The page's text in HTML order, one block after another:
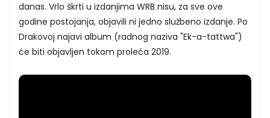
danas. Vrlo škrti u izdanjima WRB nisu, za sve ove
godine postojanja, objavili ni jedno službeno izdanje. Po
Drakovoj najavi album (radnog naziva "Ek-a-tattwa")
će biti objavljen tokom proleća 2019.